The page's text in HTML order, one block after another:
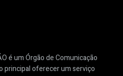
é um Órgão de Comunicação
principal oferecer um serviço